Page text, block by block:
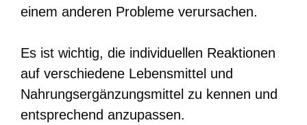
einem anderen Probleme verursachen.
Es ist wichtig, die individuellen Reaktionen
auf verschiedene Lebensmittel und
Nahrungsergänzungsmittel zu kennen und
entsprechend anzupassen.